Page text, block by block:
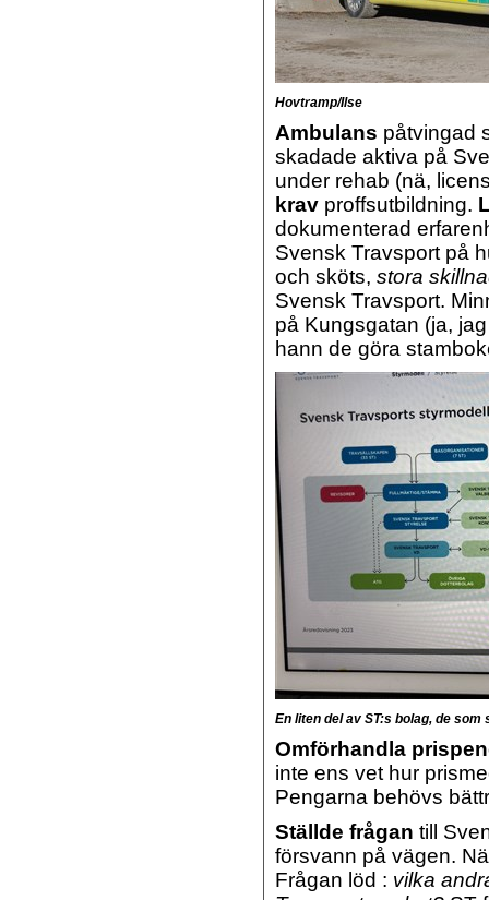
Hovtramp/Ilse
Ambulans påtvingad
skadade aktiva på
under rehab (nä,
krav proffsutbildning.
dokumenterad
Svensk Travsport på
och sköts, stora
Svensk Travsport.
på Kungsgatan (ja,
hann de göra
En liten del av ST:s bolag, de som
Omförhandla
inte ens vet hur
Pengarna behövs
Ställde frågan till
försvann på vägen.
Frågan löd : vilka